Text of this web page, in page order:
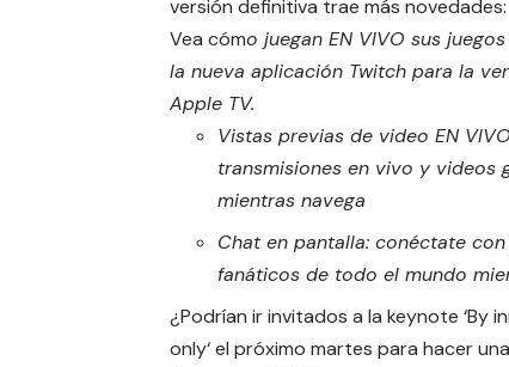
versión definitiva trae más novedades:
Vea cómo juegan EN VIVO sus
la nueva aplicación Twitch para la
Apple TV.
Vistas previas de video EN
transmisiones en vivo y videos
mientras navega
Chat en pantalla: conéctate
fanáticos de todo el mundo
¿Podrían ir invitados a la keynote ‘By
only‘ el próximo martes para hacer una